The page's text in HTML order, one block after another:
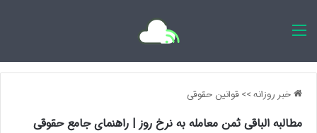
خبر روزانه>>قوانین حقوقی
مطالبه الباقی ثمن معامله به نرخ روز | راهنمای جامع حقوقی